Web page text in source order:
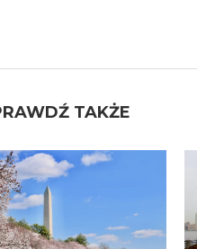
TAKŻE